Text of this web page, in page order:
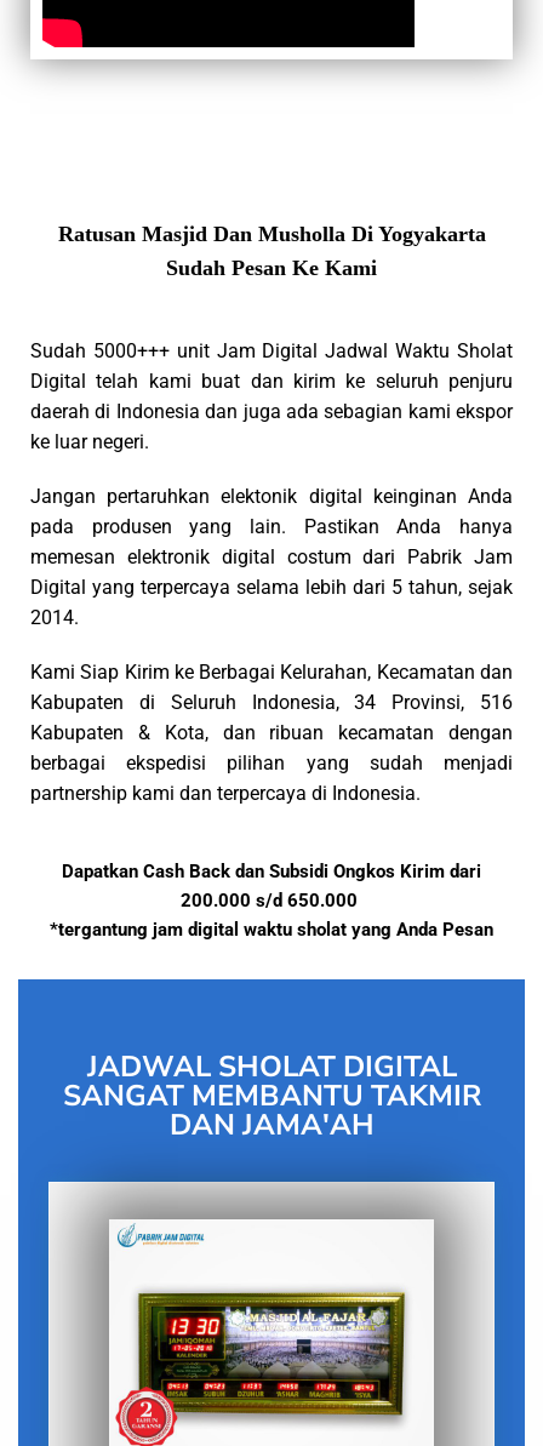
Ratusan Masjid Dan Musholla Di Yogyakarta
Sudah Pesan Ke Kami
Sudah 5000+++ unit Jam Digital Jadwal Waktu Sholat
Digital telah kami buat dan kirim ke seluruh penjuru
daerah di Indonesia dan juga ada sebagian kami ekspor
ke luar negeri.
Jangan pertaruhkan elektonik digital keinginan Anda
pada produsen yang lain. Pastikan Anda hanya
memesan elektronik digital costum dari Pabrik Jam
Digital yang terpercaya selama lebih dari 5 tahun, sejak
2014.
Kami Siap Kirim ke Berbagai Kelurahan, Kecamatan dan
Kabupaten di Seluruh Indonesia, 34 Provinsi, 516
Kabupaten & Kota, dan ribuan kecamatan dengan
berbagai ekspedisi pilihan yang sudah menjadi
partnership kami dan terpercaya di Indonesia.
Dapatkan Cash Back dan Subsidi Ongkos Kirim dari
200.000 s/d 650.000
*tergantung jam digital waktu sholat yang Anda Pesan
JADWAL SHOLAT DIGITAL
SANGAT MEMBANTU TAKMIR
DAN JAMA'AH